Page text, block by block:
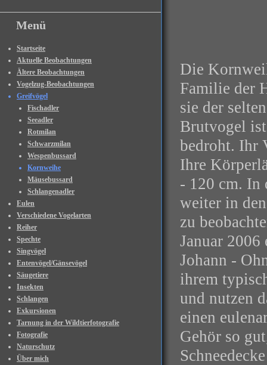
Menü
Startseite
Aktuelle Beobachtungen
Ältere Beobachtungen
Vogelzug-Beobachtungen
Greifvögel
Fischadler
Seeadler
Rotmilan
Schwarzmilan
Wespenbussard
Kornweihe
Mäusebussard
Schlangenadler
Eulen
Verschiedene Vogelarten
Reiher
Spechte
Singvögel
Entenvögel/Gänsevögel
Säugetiere
Insekten
Schlangen
Exkursionen
Tarnung in der Wildtierfotografie
Fotografie
Naturschutz
Über mich
Die
Familie der
sie der
Brutvogel
bedroht. Ihr
Ihre
- 120 cm. In
weiter in
zu
Januar
Johann -
ihrem
und nutzen
einen
Gehör so